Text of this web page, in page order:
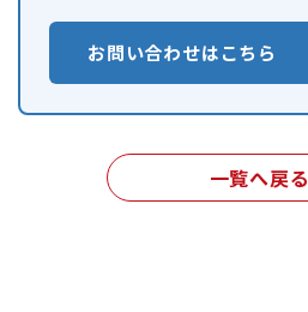
お問い合わせはこちら
一覧へ戻る